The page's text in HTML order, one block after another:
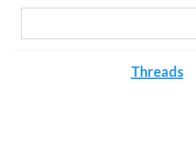
Threads